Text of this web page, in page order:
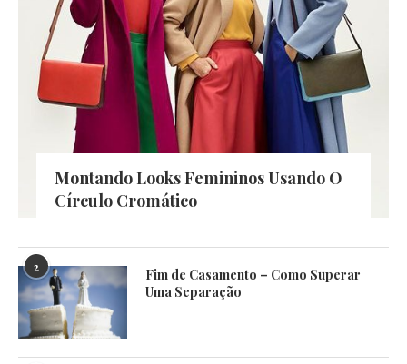
Montando Looks Femininos Usando O
Círculo Cromático
2
Fim de Casamento – Como Superar
Uma Separação